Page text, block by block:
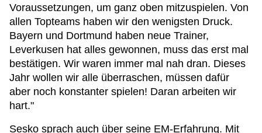
Voraussetzungen, um ganz oben mitzuspielen. Von
allen Topteams haben wir den wenigsten Druck.
Bayern und Dortmund haben neue Trainer,
Leverkusen hat alles gewonnen, muss das erst mal
bestätigen. Wir waren immer mal nah dran. Dieses
Jahr wollen wir alle überraschen, müssen dafür
aber noch konstanter spielen! Daran arbeiten wir
hart."
Sesko sprach auch über seine EM-Erfahrung. Mit